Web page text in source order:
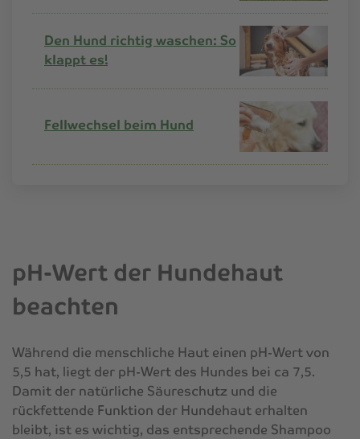
Den Hund richtig waschen: So
klappt es!
Fellwechsel beim Hund
pH-Wert der Hundehaut
beachten
Während die menschliche Haut einen pH-Wert von
5,5 hat, liegt der pH-Wert des Hundes bei ca 7,5.
Damit der natürliche Säureschutz und die
rückfettende Funktion der Hundehaut erhalten
bleibt, ist es wichtig, das entsprechende Shampoo